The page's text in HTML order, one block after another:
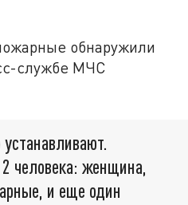
обнаружили
службе МЧС
человека: женщина,
и еще один